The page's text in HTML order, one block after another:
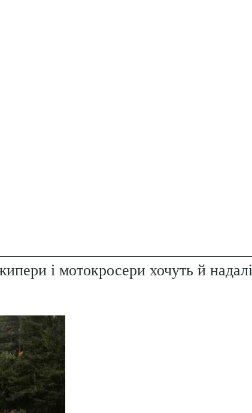
і мотокросери хочуть й надалі